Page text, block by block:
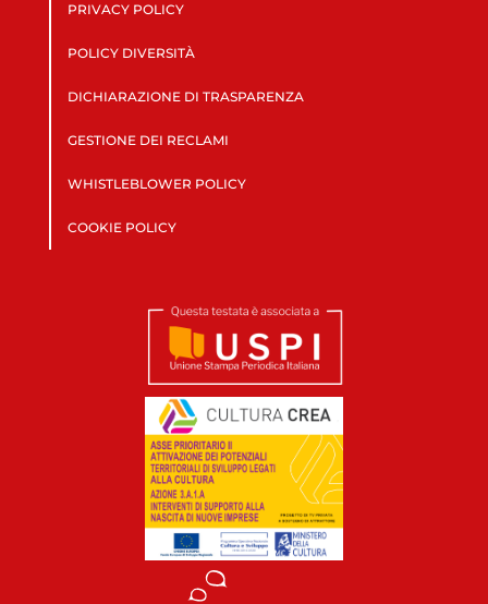
PRIVACY POLICY
POLICY DIVERSITÀ
DICHIARAZIONE DI TRASPARENZA
GESTIONE DEI RECLAMI
WHISTLEBLOWER POLICY
COOKIE POLICY